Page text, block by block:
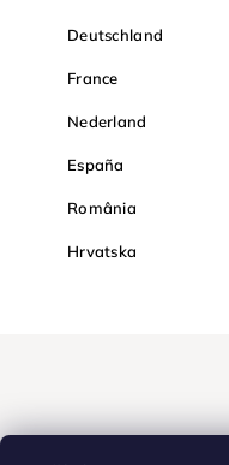
Deutschland
France
Nederland
España
România
Hrvatska